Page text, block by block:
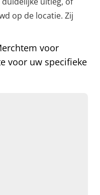
op de locatie. Zij
voor
voor uw specifieke